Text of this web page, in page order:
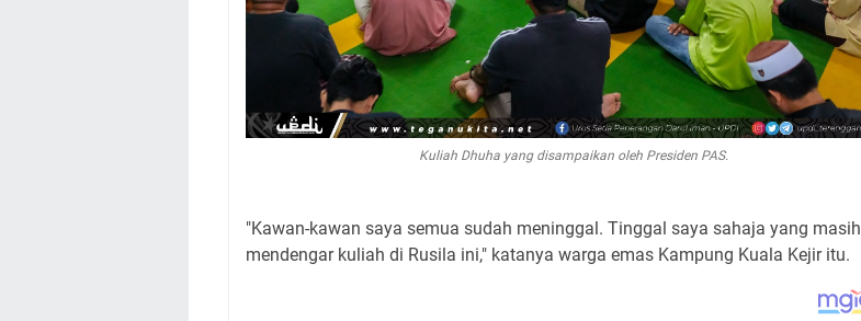
Kuliah Dhuha yang disampaikan oleh Presiden PAS.
"Kawan-kawan saya semua sudah meninggal. Tinggal saya sahaja yang masih
mendengar kuliah di Rusila ini," katanya warga emas Kampung Kuala Kejir itu.